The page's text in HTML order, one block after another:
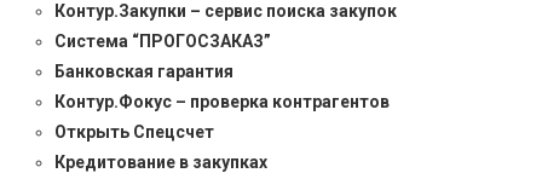
Контур.Закупки – сервис поиска закупок
Система “ПРОГОСЗАКАЗ”
Банковская гарантия
Контур.Фокус – проверка контрагентов
Открыть Спецсчет
Кредитование в закупках